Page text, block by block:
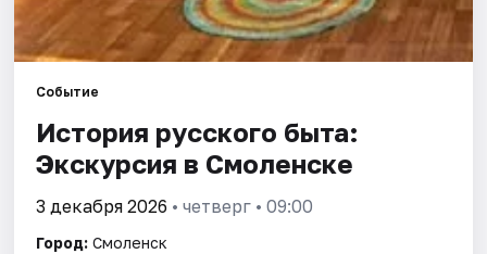
Событие
История русского быта:
Экскурсия в Смоленске
3 декабря 2026 • четверг • 09:00
Город: Смоленск